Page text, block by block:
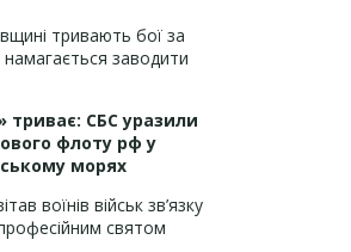
тривають бої за
заводити
триває: СБС уразили
флоту рф у
морях
воїнів військ зв’язку
святом